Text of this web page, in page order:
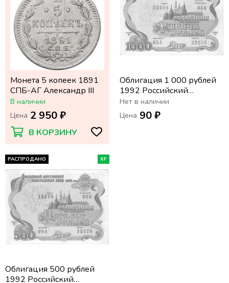
Монета 5 копеек 1891
СПБ-АГ Александр III
В наличии
Цена 2 950 ₽
В КОРЗИНУ
Облигация 1 000 рублей
1992 Российский
внутренний выигрышный
заем
Нет в наличии
Цена 90 ₽
РАСПРОДАНО XF
Облигация 500 рублей
1992 Российский